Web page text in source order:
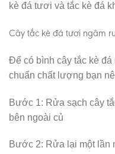
kè đá tươi và tắc kè đá
Cây tắc kè đá tươi ngâm
Để có bình cây tắc kè
chuẩn chất lượng bạn
Bước 1: Rửa sạch cây
bên ngoài củ
Bước 2: Rửa lại một